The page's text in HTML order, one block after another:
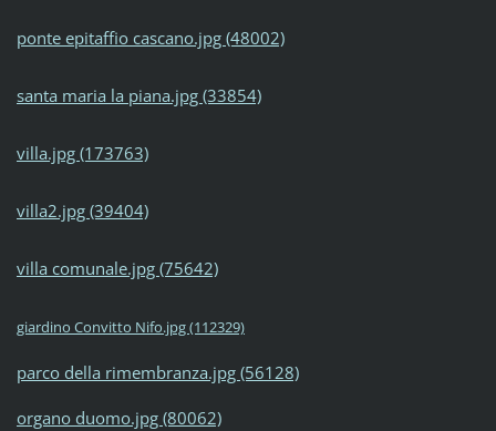
ponte epitaffio cascano.jpg (48002)
santa maria la piana.jpg (33854)
villa.jpg (173763)
villa2.jpg (39404)
villa comunale.jpg (75642)
giardino Convitto Nifo.jpg (112329)
parco della rimembranza.jpg (56128)
organo duomo.jpg (80062)